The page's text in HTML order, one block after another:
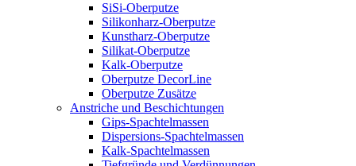
SiSi-Oberputze
Silikonharz-Oberputze
Kunstharz-Oberputze
Silikat-Oberputze
Kalk-Oberputze
Oberputze DecorLine
Oberputze Zusätze
Anstriche und Beschichtungen
Gips-Spachtelmassen
Dispersions-Spachtelmassen
Kalk-Spachtelmassen